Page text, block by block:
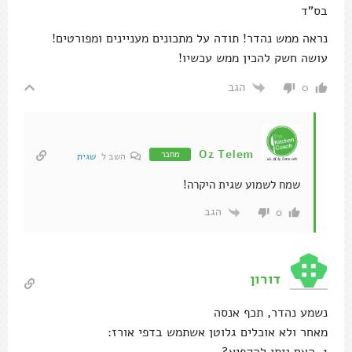
בס"ד
נראה ממש נהדר! תודה על מתכונים מעניינים ומפורטים!
עושה חשק להכין ממש עכשיו!
0 הגב
Oz Telem מחבר השב ל שגית
שמח לשמוע שגית היקרה!
0 הגב
דורון
נשמע נהדר, תכף אנסה
מאחר ולא אוכלים גלוטן אשתמש בדפי אורז: